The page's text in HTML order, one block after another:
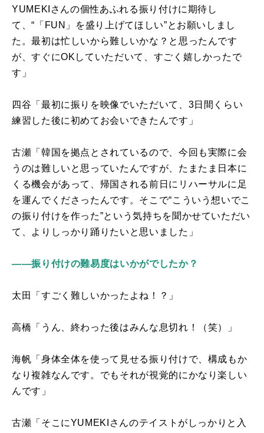
YUMEKI さんの個性あふれる振り付けに期待し
て、“「 FUN 」を盛り上げてほしい”とお願いしまし
た。最初は忙しいから難しいかな？と思ったんです
が、すぐにOK していただいて、すごく嬉しかったで
す」
四谷「最初に振りを映像でいただいて、 3日間くらい
練習した後に初めてお会いできたんです」
古瀬「韓国を拠点とされているので、今回も実際に会
うのは難しいと思っていたんですが、たまたま日本に
くる機会があって、帰国される前日にリハーサルに足
を運んでくださったんです。そこで“こういう想いでこ
の振り付けを作った”という気持ちを聞かせていただい
て、よりしっかり踊りたいと思いました」
――振り付けの難易度はいかがでしたか？
太田「すごく難しいかったよね！？」
高橋「うん、終わった後はみんな息切れ！（笑）」
海帆「身体全体を使って見せる振り付けで、構成もか
なり複雑なんです。でもそれが視覚的にかなり楽しい
んです」
古瀬「そこにYUMEKI さんのテイストがしっかりと入